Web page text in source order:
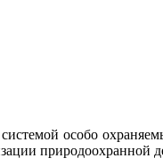
особо
природоохранной